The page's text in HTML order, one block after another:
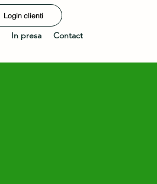
In presa Contact
Login clienti